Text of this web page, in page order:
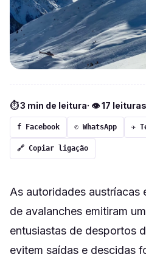
⏱ 3 min de leitura· 👁 17 leituras
f Facebook ✆ WhatsApp ✈
🔗 Copiar ligação
As autoridades austríacas
de avalanches emitiram
entusiastas de desportos
evitem saídas e descidas